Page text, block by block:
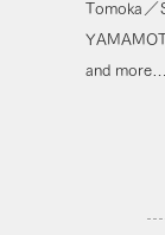
Tomoka／
and more…